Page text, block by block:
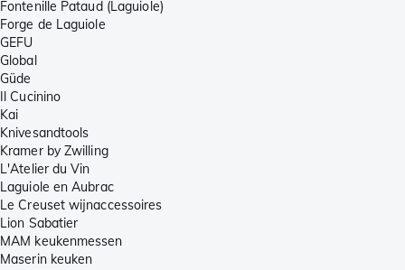
Fontenille Pataud (Laguiole)
Forge de Laguiole
GEFU
Global
Güde
Il Cucinino
Kai
Knivesandtools
Kramer by Zwilling
L'Atelier du Vin
Laguiole en Aubrac
Le Creuset wijnaccessoires
Lion Sabatier
MAM keukenmessen
Maserin keuken